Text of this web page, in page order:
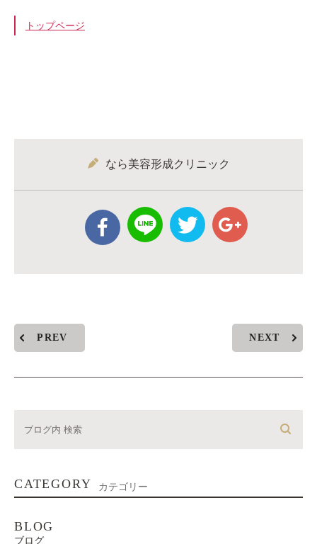
トップページ
なら美容形成クリニック
PREV NEXT
CATEGORY カテゴリー
BLOG
ブログ